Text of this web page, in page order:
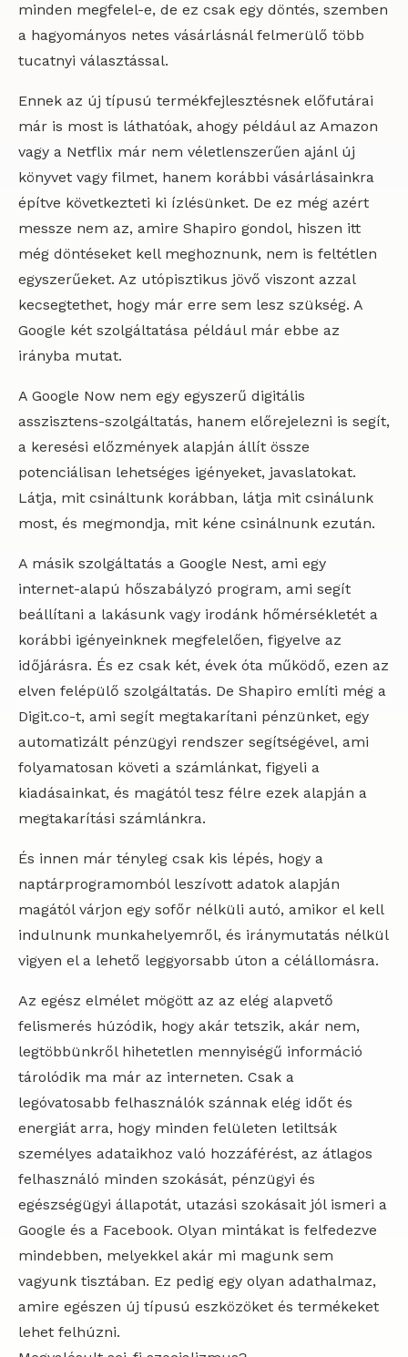
minden megfelel-e, de ez csak egy döntés, szemben
a hagyományos netes vásárlásnál felmerülő több
tucatnyi választással.
Ennek az új típusú termékfejlesztésnek előfutárai
már is most is láthatóak, ahogy például az Amazon
vagy a Netflix már nem véletlenszerűen ajánl új
könyvet vagy filmet, hanem korábbi vásárlásainkra
építve következteti ki ízlésünket. De ez még azért
messze nem az, amire Shapiro gondol, hiszen itt
még döntéseket kell meghoznunk, nem is feltétlen
egyszerűeket. Az utópisztikus jövő viszont azzal
kecsegtethet, hogy már erre sem lesz szükség. A
Google két szolgáltatása például már ebbe az
irányba mutat.
A Google Now nem egy egyszerű digitális
asszisztens-szolgáltatás, hanem előrejelezni is segít,
a keresési előzmények alapján állít össze
potenciálisan lehetséges igényeket, javaslatokat.
Látja, mit csináltunk korábban, látja mit csinálunk
most, és megmondja, mit kéne csinálnunk ezután.
A másik szolgáltatás a Google Nest, ami egy
internet-alapú hőszabályzó program, ami segít
beállítani a lakásunk vagy irodánk hőmérsékletét a
korábbi igényeinknek megfelelően, figyelve az
időjárásra. És ez csak két, évek óta működő, ezen az
elven felépülő szolgáltatás. De Shapiro említi még a
Digit.co-t, ami segít megtakarítani pénzünket, egy
automatizált pénzügyi rendszer segítségével, ami
folyamatosan követi a számlánkat, figyeli a
kiadásainkat, és magától tesz félre ezek alapján a
megtakarítási számlánkra.
És innen már tényleg csak kis lépés, hogy a
naptárprogramomból leszívott adatok alapján
magától várjon egy sofőr nélküli autó, amikor el kell
indulnunk munkahelyemről, és iránymutatás nélkül
vigyen el a lehető leggyorsabb úton a célállomásra.
Az egész elmélet mögött az az elég alapvető
felismerés húzódik, hogy akár tetszik, akár nem,
legtöbbünkről hihetetlen mennyiségű információ
tárolódik ma már az interneten. Csak a
legóvatosabb felhasználók szánnak elég időt és
energiát arra, hogy minden felületen letiltsák
személyes adataikhoz való hozzáférést, az átlagos
felhasználó minden szokását, pénzügyi és
egészségügyi állapotát, utazási szokásait jól ismeri a
Google és a Facebook. Olyan mintákat is felfedezve
mindebben, melyekkel akár mi magunk sem
vagyunk tisztában. Ez pedig egy olyan adathalmaz,
amire egészen új típusú eszközöket és termékeket
lehet felhúzni.